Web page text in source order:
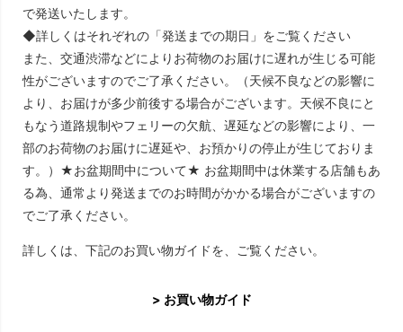
で発送いたします。
◆詳しくはそれぞれの「発送までの期日」をご覧ください
また、交通渋滞などによりお荷物のお届けに遅れが生じる可能
性がございますのでご了承ください。（天候不良などの影響に
より、お届けが多少前後する場合がございます。天候不良にと
もなう道路規制やフェリーの欠航、遅延などの影響により、一
部のお荷物のお届けに遅延や、お預かりの停止が生じておりま
す。）★お盆期間中について★ お盆期間中は休業する店舗もあ
る為、通常より発送までのお時間がかかる場合がございますの
でご了承ください。
詳しくは、下記のお買い物ガイドを、ご覧ください。
> お買い物ガイド